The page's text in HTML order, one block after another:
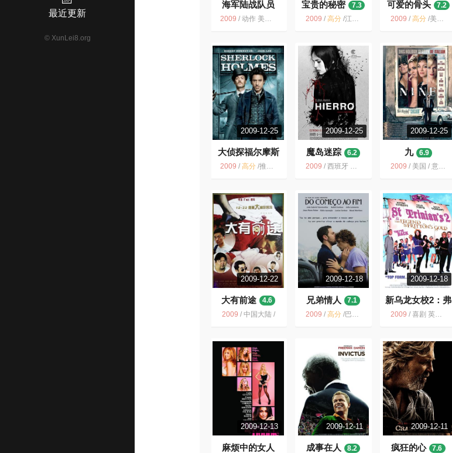
最近更新
© XunLei8.org
海军陆战队员
2
5.4
2009 /动作 美国 美国电影 海军陆战队员2 暴力 2009 犯罪 电影
宝贵的秘密
7.3
2009 / 高分/江一燕 关于人生与命运的故事 中国电影 爱情 祖峰 剧情 中国 感动
可爱的骨头
7.2
2009 / 高分/美国 可爱的骨头 亲情 剧情 美国电影 犯罪 家庭 PeterJackson
2009-12-25
大侦探福尔摩斯
7.7
2009 /高分 /推理 悬疑 美国 动作 犯罪 黑色幽默 2009 喜剧
2009-12-25
魔岛迷踪
6.2
2009 / 西班牙 悬疑 惊悚 母爱 西班牙电影 剧情 2009 女性
2009-12-25
九
6.9
2009 / 美国 / 意大利 / 剧情 爱情 歌舞
2009-12-22
大有前途
4.6
2009 / 中国大陆 /
2009-12-18
兄弟情人
7.1
2009 / 高分/巴西 同志 同性 爱情 兄弟 GAY 兄弟爱 巴西电影
2009-12-18
新乌龙女校2：弗
里顿的黄金的传奇
2009 / 喜剧 英国 青春 英国电影 ColinFirth 2009 校园 电影
2009-12-13
麻烦中的女人
2009-12-11
成事在人
8.2
2009-12-11
疯狂的心
7.6